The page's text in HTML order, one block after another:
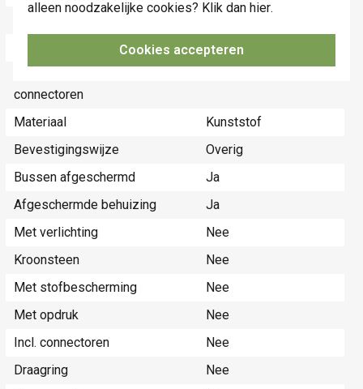
alleen noodzakelijke cookies? Klik dan hier.
Cookies accepteren
Zonder label
connectoren
Materiaal
Kunststof
Bevestigingswijze
Overig
Bussen afgeschermd
Ja
Afgeschermde behuizing
Ja
Met verlichting
Nee
Kroonsteen
Nee
Met stofbescherming
Nee
Met opdruk
Nee
Incl. connectoren
Nee
Draagring
Nee